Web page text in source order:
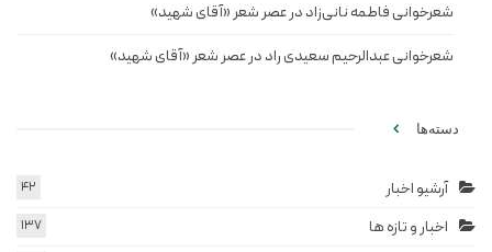
شعرخوانی فاطمه نانی‌زاد در عصر شعر «آقای شهید»
شعرخوانی عبدالرحیم سعیدی راد در عصر شعر «آقای شهید»
دسته‌ها
آرشیو اخبار 42
اخبار و تازه ها 137